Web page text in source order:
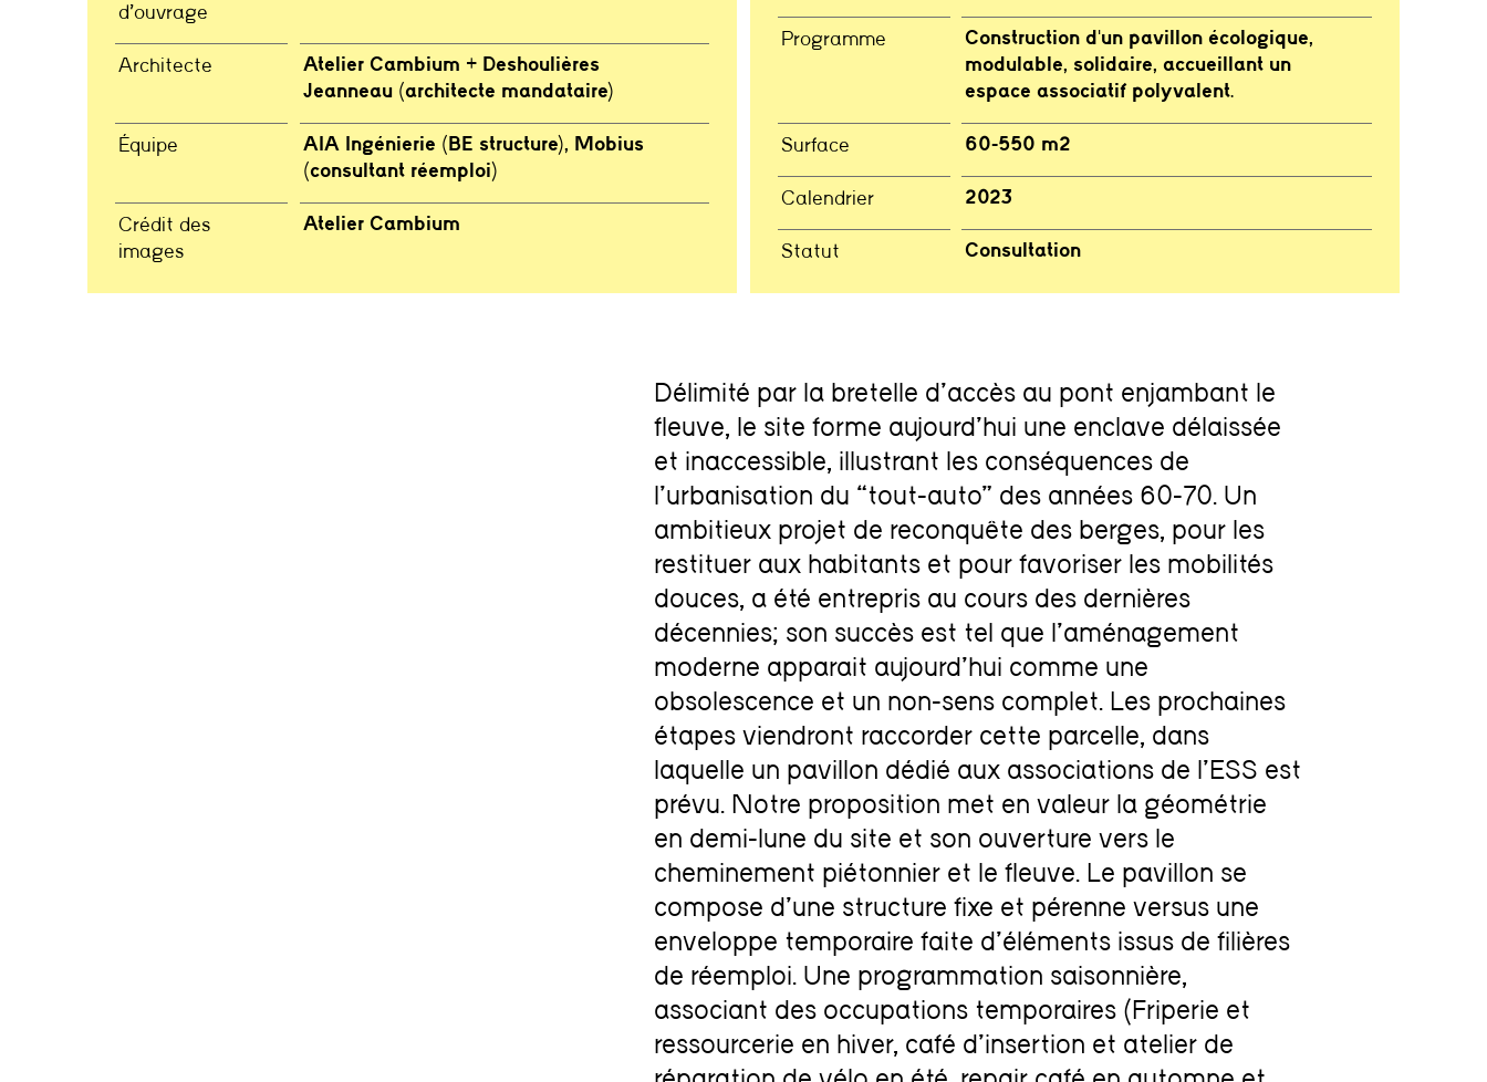
d’ouvrage
Architecte
Atelier Cambium + Deshoulières
Jeanneau (architecte mandataire)
Équipe
AIA Ingénierie (BE structure), Mobius
(consultant réemploi)
Crédit des
images
Atelier Cambium
Programme
Construction d'un pavillon écologique,
modulable, solidaire, accueillant un
espace associatif polyvalent.
Surface 60-550 m2
Calendrier 2023
Statut Consultation
Délimité par la bretelle d’accès au pont enjambant le
fleuve, le site forme aujourd’hui une enclave délaissée
et inaccessible, illustrant les conséquences de
l’urbanisation du “tout-auto” des années 60-70. Un
ambitieux projet de reconquête des berges, pour les
restituer aux habitants et pour favoriser les mobilités
douces, a été entrepris au cours des dernières
décennies; son succès est tel que l’aménagement
moderne apparait aujourd’hui comme une
obsolescence et un non-sens complet. Les prochaines
étapes viendront raccorder cette parcelle, dans
laquelle un pavillon dédié aux associations de l’ESS est
prévu. Notre proposition met en valeur la géométrie
en demi-lune du site et son ouverture vers le
cheminement piétonnier et le fleuve. Le pavillon se
compose d’une structure fixe et pérenne versus une
enveloppe temporaire faite d’éléments issus de filières
de réemploi. Une programmation saisonnière,
associant des occupations temporaires (Friperie et
ressourcerie en hiver, café d’insertion et atelier de